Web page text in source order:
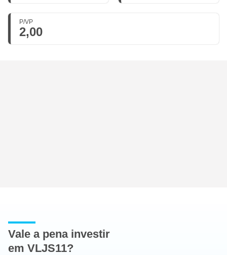
P/VP
2,00
Vale a pena investir
em VLJS11?